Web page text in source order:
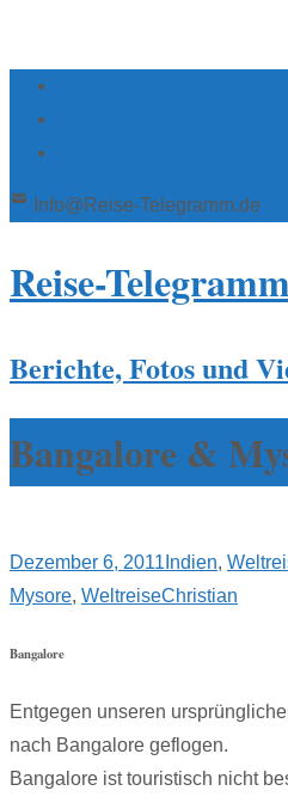
Info@Reise-Telegramm.de
Reise-Telegramm
Berichte, Fotos und
Bangalore &
Dezember 6, 2011 Indien,
Mysore, WeltreiseChristian
Bangalore
Entgegen unseren
nach Bangalore geflogen.
Bangalore ist touristisch nicht